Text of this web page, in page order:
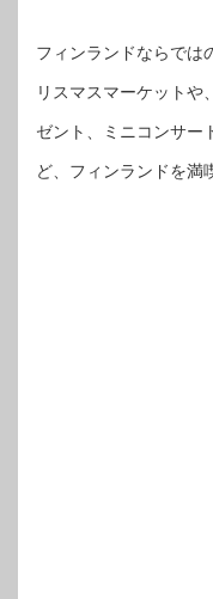
フィンランドならでは
リスマスマーケットや
ゼント、ミニコンサー
ど、フィンランドを満